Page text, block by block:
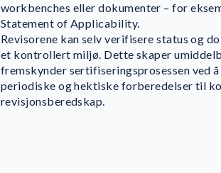
workbenches eller dokumenter – for
Statement of Applicability.
Revisorene kan selv verifisere status og
et kontrollert miljø. Dette skaper
fremskynder sertifiseringsprosessen ved
periodiske og hektiske forberedelser til
revisjonsberedskap.